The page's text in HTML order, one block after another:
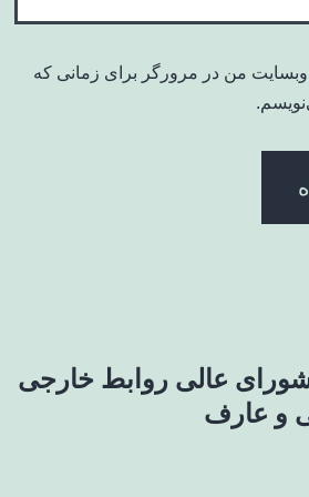
وبسایت من در مرورگر برای زمانی که
عالی روابط خارجی
و عارف